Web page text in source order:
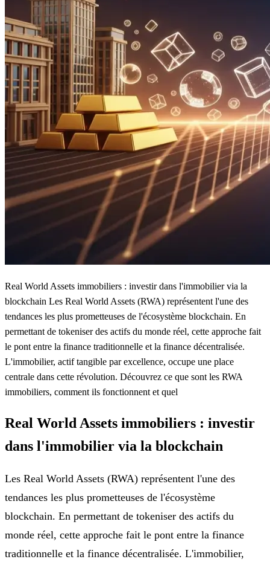
Real World Assets immobiliers : investir dans l'immobilier via la
blockchain Les Real World Assets (RWA) représentent l'une des
tendances les plus prometteuses de l'écosystème blockchain. En
permettant de tokeniser des actifs du monde réel, cette approche fait
le pont entre la finance traditionnelle et la finance décentralisée.
L'immobilier, actif tangible par excellence, occupe une place
centrale dans cette révolution. Découvrez ce que sont les RWA
immobiliers, comment ils fonctionnent et quel
Real World Assets immobiliers : investir
dans l'immobilier via la blockchain
Les Real World Assets (RWA) représentent l'une des
tendances les plus prometteuses de l'écosystème
blockchain. En permettant de tokeniser des actifs du
monde réel, cette approche fait le pont entre la finance
traditionnelle et la finance décentralisée. L'immobilier,